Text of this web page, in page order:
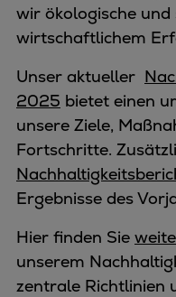
wir ökologische
wirtschaftlichem
Unser aktueller
2025 bietet einen
unsere Ziele,
Fortschritte.
Ergebnisse des
Hier finden Sie
unserem
zentrale Richtlinien